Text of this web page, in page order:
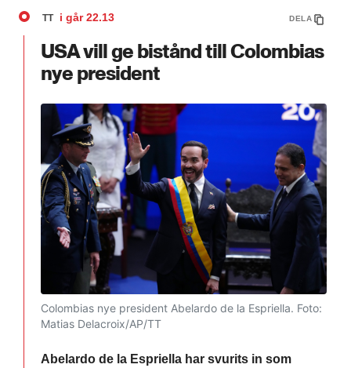
TT i går 22.13 DELA
USA vill ge bistånd till Colombias
nye president
Colombias nye president Abelardo de la Espriella. Foto:
Matias Delacroix/AP/TT
Abelardo de la Espriella har svurits in som